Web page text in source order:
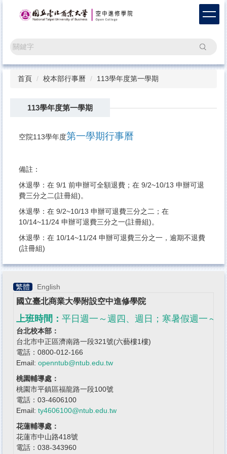
區
搜尋
首頁 校本部行事曆 113學年度第一學期
113學年度第一學期
空院113學年度第一學期行事曆
備註：
休退學：在 9/1 前申辦可全額退費；在 9/2~10/13 申辦可退
費三分之二(註冊組)。
休退學：在 9/2~10/13 申辦可退費三分之二；在
10/14~11/24 申辦可退費三分之一(註冊組)。
休退學：在 10/14~11/24 申辦可退費三分之一，逾期不退費
(註冊組)
繁體 English
國立臺北商業大學附設空中進修學院
上班時間： 平日週一～週四、週日；寒暑假週一～
台北校本部：
台北市中正區濟南路一段321號(六藝樓1樓)
電話：0800-012-166
Email: openntub@ntub.edu.tw
桃園輔導處：
桃園市平鎮區福龍路一段100號
電話：03-4606100
Email: ty4606100@ntub.edu.tw
花蓮輔導處：
花蓮市中山路418號
電話：038-343960